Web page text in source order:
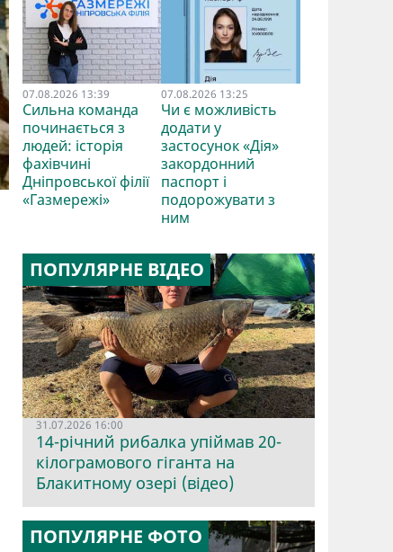
07.08.2026 13:39
Сильна команда
починається з
людей: історія
фахівчині
Дніпровської філії
«Газмережі»
07.08.2026 13:25
Чи є можливість
додати у
застосунок «Дія»
закордонний
паспорт і
подорожувати з
ним
ПОПУЛЯРНЕ ВІДЕО
31.07.2026 16:00
14-річний рибалка упіймав 20-
кілограмового гіганта на
Блакитному озері (відео)
ПОПУЛЯРНЕ ФОТО